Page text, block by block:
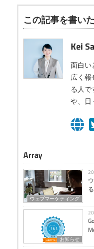
この記事を書い
Kei
面白い
広く報
る人で
や、日
Array
ウェブマーケティング
お知らせ